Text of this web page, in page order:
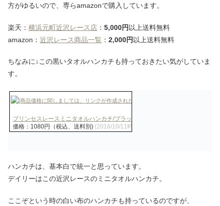
方がゆるいので、専らamazonで購入しています。
楽天： 横浜元町近沢レース店 ： 5,000円以上送料無料
amazon： 近沢レース商品一覧 ： 2,000円以上送料無料
ちなみに↓この黒いタオルハンカチも持っておきたい気がしていま
す。
プリンセスレースミニタオルハンカチ/ブラック
価格：1080円（税込、送料別) (2016/10/11時点)
ハンカチは、基本白で統一と思っています。
デイリーはこの近沢レースのミニタオルハンカチ。
ここぞという時の白い布のハンカチも持っているのですが、